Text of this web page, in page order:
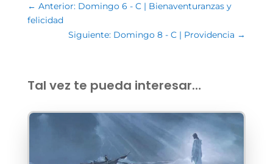
← Anterior: Domingo 6 - C | Bienaventuranzas y
felicidad
Siguiente: Domingo 8 - C | Providencia →
Tal vez te pueda interesar…